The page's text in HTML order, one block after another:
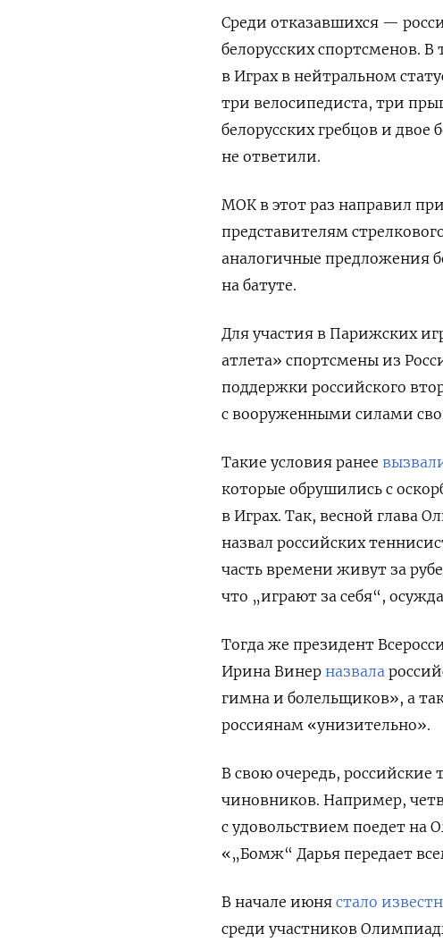
Среди отказавшихся —
белорусских спортсменов. В
в Играх в нейтральном
три велосипедиста, три
белорусских гребцов и
не ответили.
МОК в этот раз направил
представителям
аналогичные предложения
на батуте.
Для участия в Парижских
атлета» спортсмены из
поддержки российского
с вооруженными силами
Такие условия ранее
которые обрушились с
в Играх. Так, весной глава
назвал российских
часть времени живут за
что „играют за себя“,
Тогда же президент
Ирина Винер назвала
гимна и болельщиков», а
россиянам «унизительно».
В свою очередь, российские
чиновников. Например,
с удовольствием поедет на
«„Бомж“ Дарья передает
В начале июня стало
среди участников